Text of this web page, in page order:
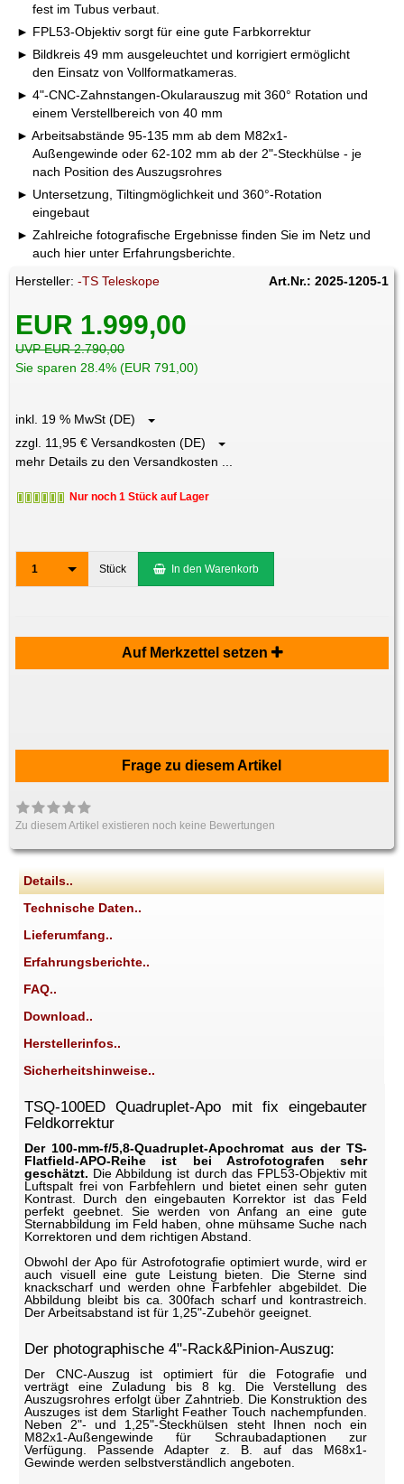
fest im Tubus verbaut.
FPL53-Objektiv sorgt für eine gute Farbkorrektur
Bildkreis 49 mm ausgeleuchtet und korrigiert ermöglicht
den Einsatz von Vollformatkameras.
4"-CNC-Zahnstangen-Okularauszug mit 360° Rotation und
einem Verstellbereich von 40 mm
Arbeitsabstände 95-135 mm ab dem M82x1-
Außengewinde oder 62-102 mm ab der 2"-Steckhülse - je
nach Position des Auszugsrohres
Untersetzung, Tiltingmöglichkeit und 360°-Rotation
eingebaut
Zahlreiche fotografische Ergebnisse finden Sie im Netz und
auch hier unter Erfahrungsberichte.
Hersteller:-TS Teleskope Art.Nr.: 2025-1205-1
EUR 1.999,00
UVP EUR 2.790,00
Sie sparen 28.4% (EUR 791,00)
inkl. 19 % MwSt (DE)
zzgl. 11,95 € Versandkosten (DE)
mehr Details zu den Versandkosten ...
Nur noch 1 Stück auf Lager
1 Stück In den Warenkorb
Auf Merkzettel setzen
Frage zu diesem Artikel
Zu diesem Artikel existieren noch keine Bewertungen
Details..
Technische Daten..
Lieferumfang..
Erfahrungsberichte..
FAQ..
Download..
Herstellerinfos..
Sicherheitshinweise..
TSQ-100ED Quadruplet-Apo mit fix eingebauter
Feldkorrektur
Der 100-mm-f/5,8-Quadruplet-Apochromat aus der TS-
Flatfield-APO-Reihe ist bei Astrofotografen sehr
geschätzt. Die Abbildung ist durch das FPL53-Objektiv mit
Luftspalt frei von Farbfehlern und bietet einen sehr guten
Kontrast. Durch den eingebauten Korrektor ist das Feld
perfekt geebnet. Sie werden von Anfang an eine gute
Sternabbildung im Feld haben, ohne mühsame Suche nach
Korrektoren und dem richtigen Abstand.
Obwohl der Apo für Astrofotografie optimiert wurde, wird er
auch visuell eine gute Leistung bieten. Die Sterne sind
knackscharf und werden ohne Farbfehler abgebildet. Die
Abbildung bleibt bis ca. 300fach scharf und kontrastreich.
Der Arbeitsabstand ist für 1,25"-Zubehör geeignet.
Der photographische 4"-Rack&Pinion-Auszug:
Der CNC-Auszug ist optimiert für die Fotografie und
verträgt eine Zuladung bis 8 kg. Die Verstellung des
Auszugsrohres erfolgt über Zahntrieb. Die Konstruktion des
Auszuges ist dem Starlight Feather Touch nachempfunden.
Neben 2"- und 1,25"-Steckhülsen steht Ihnen noch ein
M82x1-Außengewinde für Schraubadaptionen zur
Verfügung. Passende Adapter z. B. auf das M68x1-
Gewinde werden selbstverständlich angeboten.